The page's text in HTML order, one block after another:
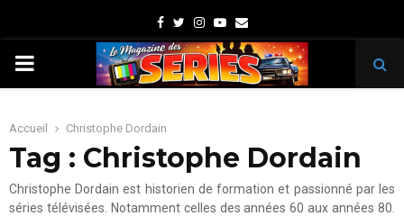
Facebook
TwitterInstagram
Youtube
Email
PRIMARY
Accueil Christophe Dordain
Tag : Christophe Dordain
Christophe Dordain est historien de formation et passionné par les
séries télévisées. Notamment celles des années 60 aux années 80.